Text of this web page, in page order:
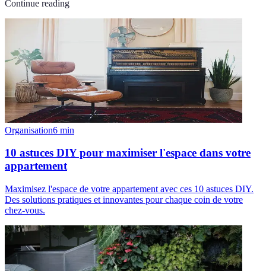
Continue reading
Organisation6 min
10 astuces DIY pour maximiser l'espace dans votre
appartement
Maximisez l'espace de votre appartement avec ces 10 astuces DIY.
Des solutions pratiques et innovantes pour chaque coin de votre
chez-vous.